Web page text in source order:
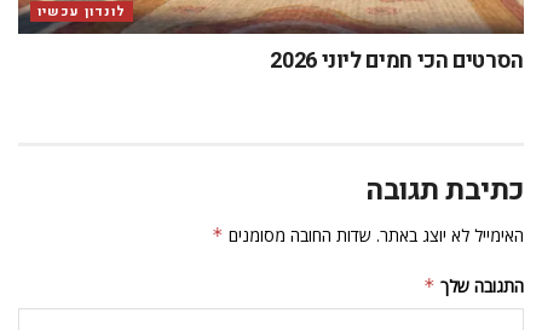
לונדון עכשיו
הסרטים הכי חמים ליוני 2026
כתיבת תגובה
האימייל לא יוצג באתר. שדות החובה מסומנים *
התגובה שלך *